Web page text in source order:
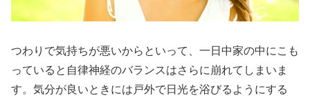
つわりで気持ちが悪いからといって、一日中家の中にこも
っていると自律神経のバランスはさらに崩れてしまいま
す。気分が良いときには戸外で日光を浴びるようにする